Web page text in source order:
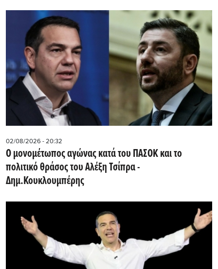
02/08/2026 - 20:32
Ο μονομέτωπος αγώνας κατά του ΠΑΣΟΚ και το
πολιτικό θράσος του Αλέξη Τσίπρα -
Δημ.Κουκλουμπέρης